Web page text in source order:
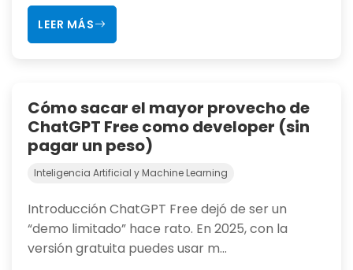
LEER MÁS
Cómo sacar el mayor provecho de
ChatGPT Free como developer (sin
pagar un peso)
Inteligencia Artificial y Machine Learning
Introducción ChatGPT Free dejó de ser un
“demo limitado” hace rato. En 2025, con la
versión gratuita puedes usar m...